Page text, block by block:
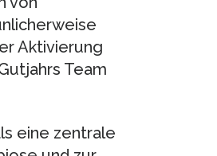
Aktivierung
Team
eine zentrale